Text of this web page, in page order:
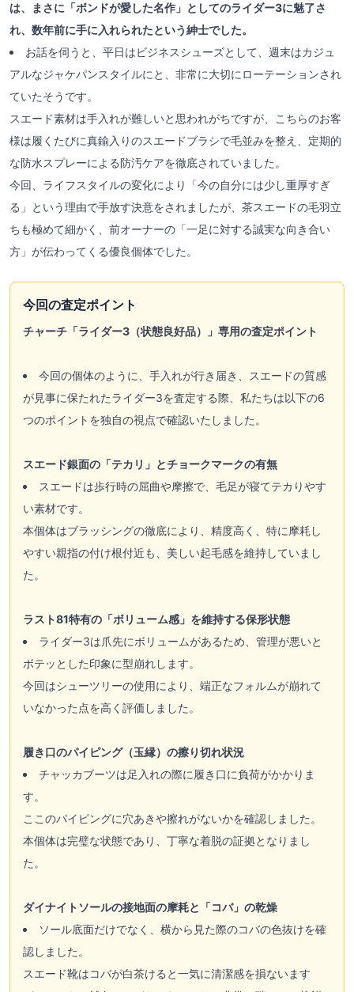
は、まさに「ボンドが愛した名作」としてのライダー3に魅了さ
れ、数年前に手に入れられたという紳士でした。
お話を伺うと、平日はビジネスシューズとして、週末はカジュ
アルなジャケパンスタイルにと、非常に大切にローテーションされ
ていたそうです。
スエード素材は手入れが難しいと思われがちですが、こちらのお客
様は履くたびに真鍮入りのスエードブラシで毛並みを整え、定期的
な防水スプレーによる防汚ケアを徹底されていました。
今回、ライフスタイルの変化により「今の自分には少し重厚すぎ
る」という理由で手放す決意をされましたが、茶スエードの毛羽立
ちも極めて細かく、前オーナーの「一足に対する誠実な向き合い
方」が伝わってくる優良個体でした。
今回の査定ポイント
チャーチ「ライダー3（状態良好品）」専用の査定ポイント
今回の個体のように、手入れが行き届き、スエードの質感
が見事に保たれたライダー3を査定する際、私たちは以下の6
つのポイントを独自の視点で確認いたしました。
スエード銀面の「テカリ」とチョークマークの有無
スエードは歩行時の屈曲や摩擦で、毛足が寝てテカりやす
い素材です。
本個体はブラッシングの徹底により、精度高く、特に摩耗し
やすい親指の付け根付近も、美しい起毛感を維持していまし
た。
ラスト81特有の「ボリューム感」を維持する保形状態
ライダー3は爪先にボリュームがあるため、管理が悪いと
ボテッとした印象に型崩れします。
今回はシューツリーの使用により、端正なフォルムが崩れて
いなかった点を高く評価しました。
履き口のパイピング（玉縁）の擦り切れ状況
チャッカブーツは足入れの際に履き口に負荷がかかりま
す。
ここのパイピングに穴あきや擦れがないかを確認しました。
本個体は完璧な状態であり、丁寧な着脱の証拠となりまし
た。
ダイナイトソールの接地面の摩耗と「コバ」の乾燥
ソール底面だけでなく、横から見た際のコバの色抜けを確
認しました。
スエード靴はコバが白茶けると一気に清潔感を損ないます